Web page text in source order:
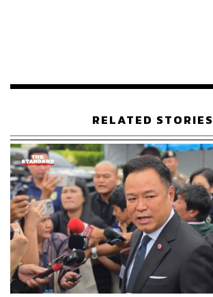
RELATED STORIES